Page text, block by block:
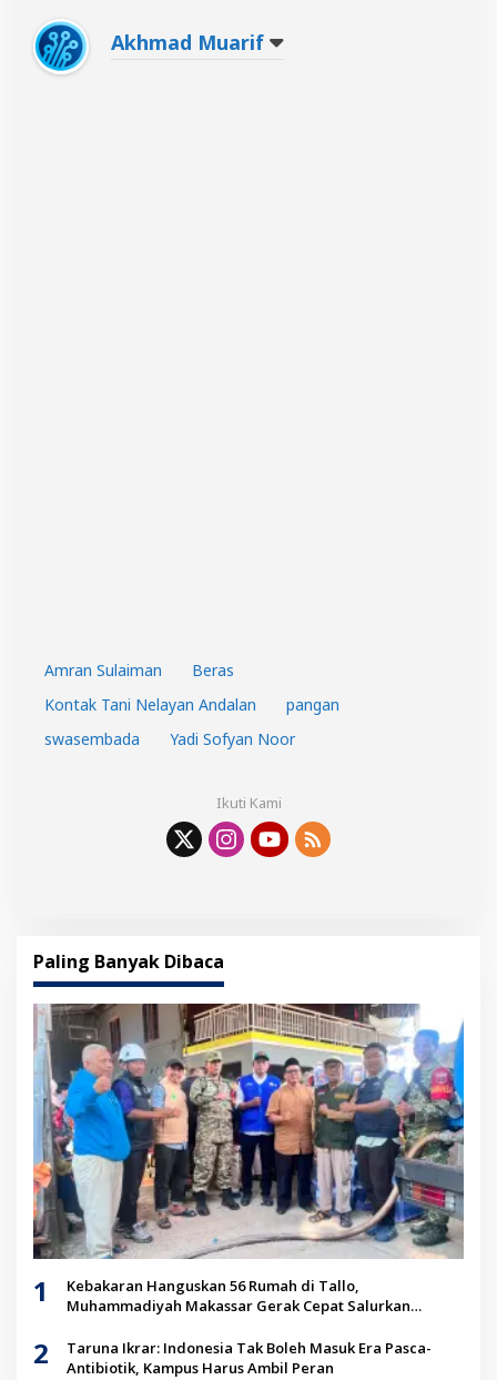
Akhmad Muarif
Amran Sulaiman
Beras
Kontak Tani Nelayan Andalan
pangan
swasembada
Yadi Sofyan Noor
Ikuti Kami
Paling Banyak Dibaca
1
Kebakaran Hanguskan 56 Rumah di Tallo,
Muhammadiyah Makassar Gerak Cepat Salurkan
2
Taruna Ikrar: Indonesia Tak Boleh Masuk Era Pasca-
Antibiotik, Kampus Harus Ambil Peran